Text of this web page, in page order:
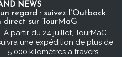
NEWS
regard : suivez l’Outback
direct sur TourMaG
À partir du 24 juillet, TourMaG
une expédition de plus de
5 000 kilomètres à travers...